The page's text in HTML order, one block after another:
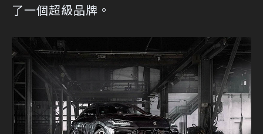
了一個超級品牌。